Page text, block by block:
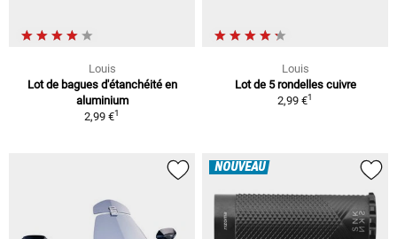
Louis
Lot de bagues d'étanchéité en
aluminium
2,99 €1
Louis
Lot de 5 rondelles cuivre
2,99 €1
NOUVEAU